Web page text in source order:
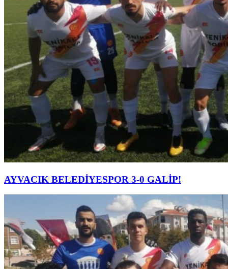
AYVACIK BELEDİYESPOR 3-0 GALİP!